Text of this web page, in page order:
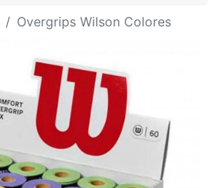
Overgrips Wilson Colores